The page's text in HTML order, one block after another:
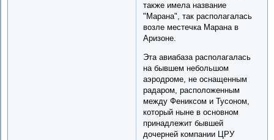
также имела название
"Марана", так располагалась
возле местечка Марана в
Аризоне.
Эта авиабаза располагалась
на бывшем небольшом
аэродроме, не оснащенным
радаром, расположенным
между Фениксом и Тусоном,
который ныне в основном
принадлежит бывшей
дочерней компании ЦРУ